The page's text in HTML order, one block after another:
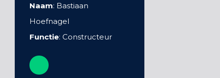
Naam: Bastiaan
Hoefnagel
Functie: Constructeur